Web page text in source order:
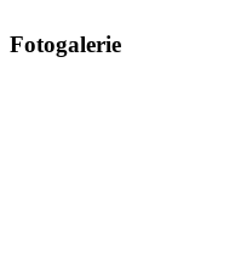
Fotogalerie